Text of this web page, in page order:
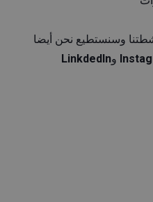
وسنستطيع نحن أيضا
وLinkdedln